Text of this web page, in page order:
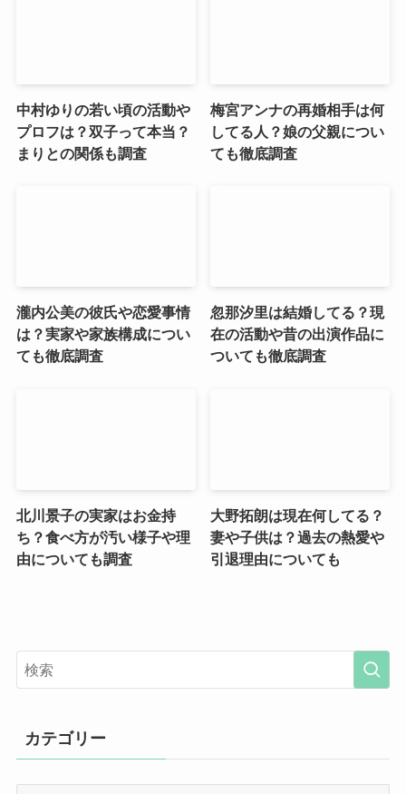
中村ゆりの若い頃の活動や
プロフは？双子って本当？
まりとの関係も調査
梅宮アンナの再婚相手は何
してる人？娘の父親につい
ても徹底調査
瀧内公美の彼氏や恋愛事情
は？実家や家族構成につい
ても徹底調査
忽那汐里は結婚してる？現
在の活動や昔の出演作品に
ついても徹底調査
北川景子の実家はお金持
ち？食べ方が汚い様子や理
由についても調査
大野拓朗は現在何してる？
妻や子供は？過去の熱愛や
引退理由についても
カテゴリー